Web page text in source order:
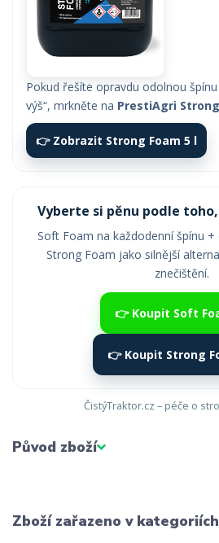
Pokud řešíte opravdu odolnou
výš“, mrkněte na PrestiAgri
👉 Zobrazit Strong Foam 5 l
Vyberte si pěnu podle
Soft Foam na každodenní špínu
Strong Foam jako silnější
znečištění.
👉 Koupit Soft
👉 Koupit Strong
ČistýTraktor.cz – péče o
Původ zboží
Zboží zařazeno v kategoriích